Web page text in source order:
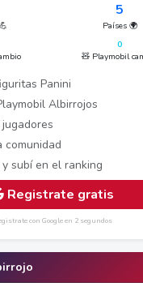
5
Países 🌍
0
🧸 Playmobil
Panini
Albirrojos
comunidad
y subí en el ranking
Registrate gratis
con Google en 2 segundos